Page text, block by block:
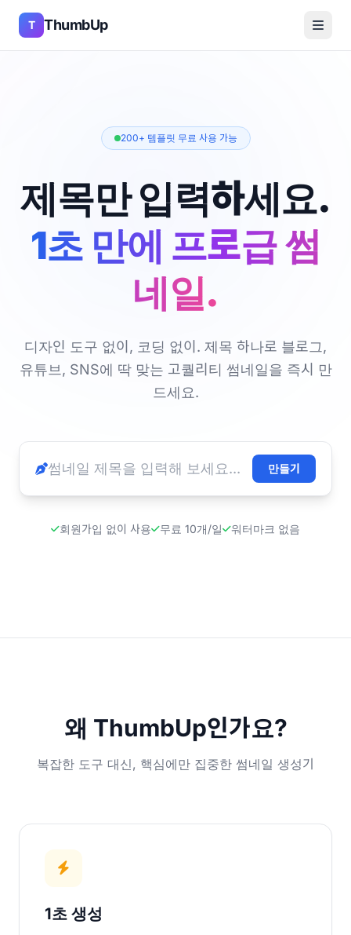
T ThumbUp
200+ 템플릿 무료 사용 가능
제목만 입력하세요.
1초 만에 프로급 썸
네일.
디자인 도구 없이, 코딩 없이. 제목 하나로 블로그,
유튜브, SNS에 딱 맞는 고퀄리티 썸네일을 즉시 만
드세요.
만들기
회원가입 없이 사용 무료 10개/일 워터마크 없음
왜 ThumbUp인가요?
복잡한 도구 대신, 핵심에만 집중한 썸네일 생성기
1초 생성